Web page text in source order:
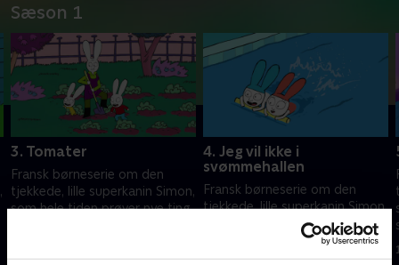
Sæson 1
3. Tomater
Fransk børneserie om den
tjekkede, lille superkanin Simon,
som hele tiden prøver nye ting
4. Jeg vil ikke i
svømmehallen
Fransk børneserie om den
tjekkede, lille superkanin Simon,
som hele tiden prøver nye ting
som for eksempel at lære at
cykle eller gå til tandlægen.